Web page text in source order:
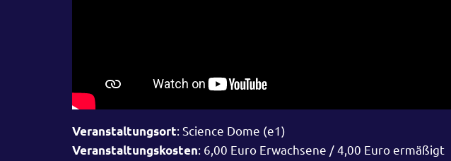
Veranstaltungsort: Science Dome (e1)
Veranstaltungskosten: 6,00 Euro Erwachsene / 4,00 Euro ermäßigt